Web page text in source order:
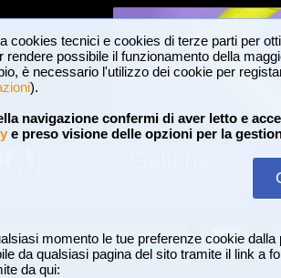
cookies tecnici e cookies di terze parti per
rendere possibile il funzionamento della
è necessario l'utilizzo dei cookie per
).
navigazione confermi di aver letto e
e preso visione delle opzioni per la
momento le tue preferenze cookie dalla
da qualsiasi pagina del sito tramite il link a
da qui:
Iscriviti a JuzaPhoto! A A